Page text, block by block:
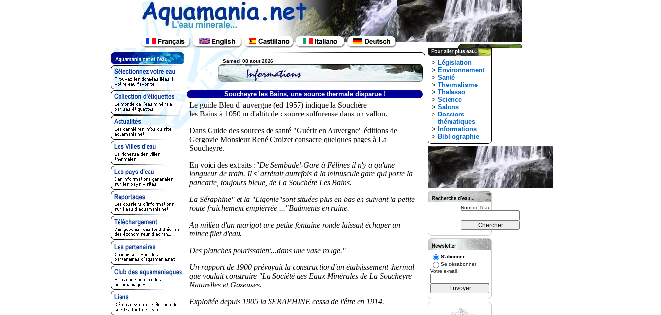
Samedi 08 aout 2026
Soucheyre les Bains, une source thermale disparue !
Le guide Bleu d' auvergne (ed 1957) indique la Souchére
les Bains à 1050 m d'altitude : source sulfureuse dans un vallon.
Dans Guide des sources de santé "Guérir en Auvergne" éditions de
Gergovie Monsieur René Croizet consacre quelques pages à La
Soucheyre.
En voici des extraits :"De Sembadel-Gare à Félines il n'y a qu'une
longueur de train. Il s' arrétait autrefois à la minuscule gare qui porte la
pancarte, toujours bleue, de La Souchére Les Bains.
La Séraphine" et la "Ligonie"sont situées plus en bas en suivant la petite
route fraichement empiérrée ..."Batiments en ruine.
Au milieu d'un marigot une petite fontaine ronde laissait échaper un
mince filet d'eau.
Des planches pourissaient...dans une vase rouge."
Un rapport de 1900 prévoyait la constructiond'un établissement thermal
que voulait construire "La Société des Eaux Minérales de La Soucheyre
Naturelles et Gazeuses.
Exploitée depuis 1905 la SERAPHINE cessa de l'être en 1914.
> Législation
> Environnement
> Santé
> Thermalisme
> Thalasso
> Science
> Salons
> Dossiers
thématiques
> Informations
> Bibliographie
Nom de l'eau :
S'abonner
Se désabonner
Votre e-mail :